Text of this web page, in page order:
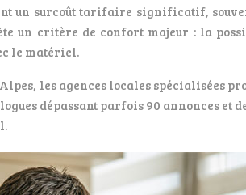
un surcoût tarifaire significatif,
critère de confort majeur : la
le matériel.
les agences locales spécialisées
dépassant parfois 90 annonces et